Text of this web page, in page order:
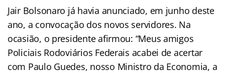
Jair Bolsonaro já havia anunciado, em junho deste
ano, a convocação dos novos servidores. Na
ocasião, o presidente afirmou: “Meus amigos
Policiais Rodoviários Federais acabei de acertar
com Paulo Guedes, nosso Ministro da Economia, a